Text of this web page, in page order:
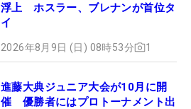
浮上 ホスラー、ブレナンが首位タ
イ
2026年8月9日 (日) 08時53分 1
進藤大典ジュニア大会が10月に開
催 優勝者にはプロトーナメント出